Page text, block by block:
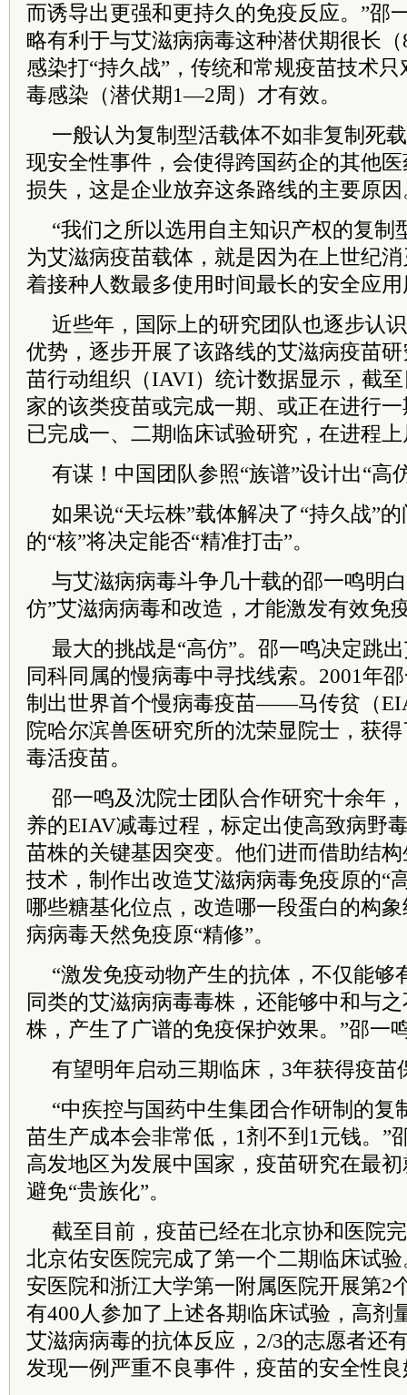
而诱导出更强和更持久的免疫反应。”邵
略有利于与艾滋病病毒这种潜伏期很长
感染打“持久战”，传统和常规疫苗技术
毒感染（潜伏期1—2周）才有效。
一般认为复制型活载体不如非复制死
现安全性事件，会使得跨国药企的其他
损失，这是企业放弃这条路线的主要原因
“我们之所以选用自主知识产权的复制
为艾滋病疫苗载体，就是因为在上世纪
着接种人数最多使用时间最长的安全应
近些年，国际上的研究团队也逐步认
优势，逐步开展了该路线的艾滋病疫苗
苗行动组织（IAVI）统计数据显示，截
家的该类疫苗或完成一期、或正在进行
已完成一、二期临床试验研究，在进程
有谋！中国团队参照“族谱”设计出“高
如果说“天坛株”载体解决了“持久战”
的“核”将决定能否“精准打击”。
与艾滋病病毒斗争几十载的邵一鸣明
仿”艾滋病病毒和改造，才能激发有效免
最大的挑战是“高仿”。邵一鸣决定跳出
同科同属的慢病毒中寻找线索。2001年
制出世界首个慢病毒疫苗——马传贫（
院哈尔滨兽医研究所的沈荣显院士 ，获
毒活疫苗。
邵一鸣及沈院士团队合作研究十余年
养的EIAV减毒过程，标定出使高致病野
苗株的关键基因突变。他们进而借助结
技术，制作出改造艾滋病病毒免疫原的“
哪些糖基化位点，改造哪一段蛋白的构
病病毒天然免疫原“精修”。
“激发免疫动物产生的抗体，不仅能够
同类的艾滋病病毒毒株，还能够中和与
株，产生了广谱的免疫保护效果。”邵一
有望明年启动三期临床，3年获得疫苗
“中疾控与国药中生集团合作研制的复
苗生产成本会非常低，1剂不到1元钱。”
高发地区为发展中国家，疫苗研究在最
避免“贵族化”。
截至目前，疫苗已经在北京协和医院
北京佑安医院完成了第一个二期临床试
安医院和浙江大学第一附属医院开展第2
有400人参加了上述各期临床试验，高剂
艾滋病病毒的抗体反应，2/3的志愿者还
发现一例严重不良事件，疫苗的安全性